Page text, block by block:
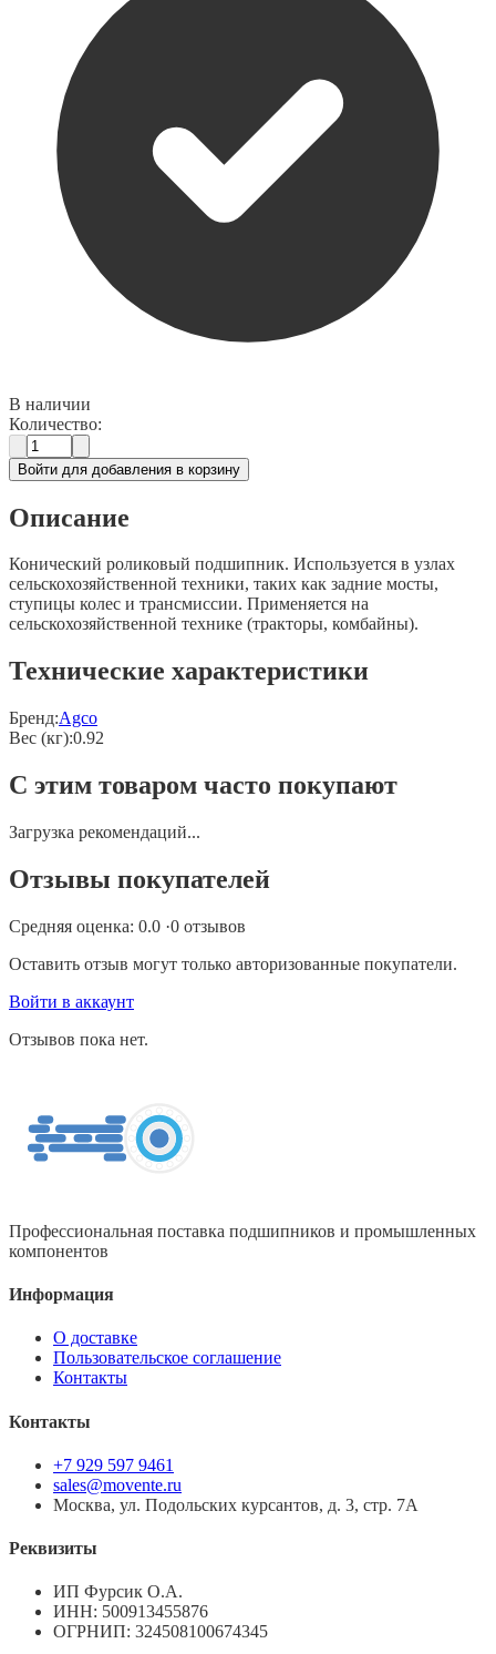
В наличии
Количество:
Войти для добавления в корзину
Описание
Конический роликовый подшипник. Используется в узлах
сельскохозяйственной техники, таких как задние мосты,
ступицы колес и трансмиссии. Применяется на
сельскохозяйственной технике (тракторы, комбайны).
Технические характеристики
Бренд:Agco
Вес (кг):0.92
С этим товаром часто покупают
Загрузка рекомендаций...
Отзывы покупателей
Средняя оценка: 0.0 ·0 отзывов
Оставить отзыв могут только авторизованные покупатели.
Войти в аккаунт
Отзывов пока нет.
Профессиональная поставка подшипников и промышленных
компонентов
Информация
О доставке
Пользовательское соглашение
Контакты
Контакты
+7 929 597 9461
sales@movente.ru
Москва, ул. Подольских курсантов, д. 3, стр. 7А
Реквизиты
ИП Фурсик О.А.
ИНН: 500913455876
ОГРНИП: 324508100674345